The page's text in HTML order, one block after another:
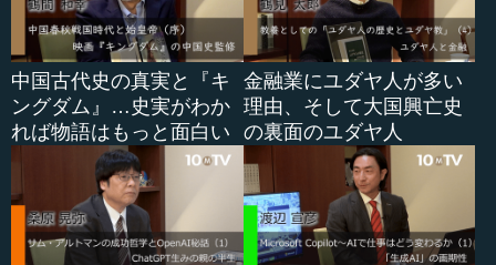
中国古代史の真実と『キ
ングダム』…史実がわか
れば物語はもっと面白い
金融業にユダヤ人が多い
理由、そして大国興亡史
の裏面のユダヤ人